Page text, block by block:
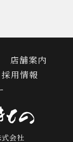
店舗案内
採用情報
会社